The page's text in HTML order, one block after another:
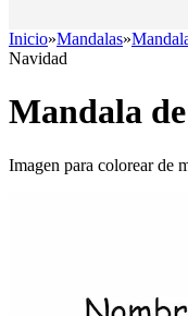
Inicio»Mandalas»
Navidad
Mandala
Imagen para colorear de